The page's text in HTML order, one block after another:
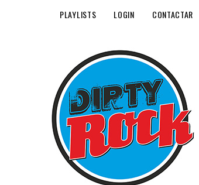
PLAYLISTS LOGIN CONTACTAR